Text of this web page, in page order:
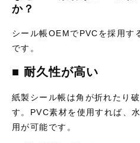
か？
シール帳OEMでPVCを採用す
です。
■ 耐久性が高い
紙製シール帳は角が折れたり
す。PVC素材を使用すれば、
用が可能です。